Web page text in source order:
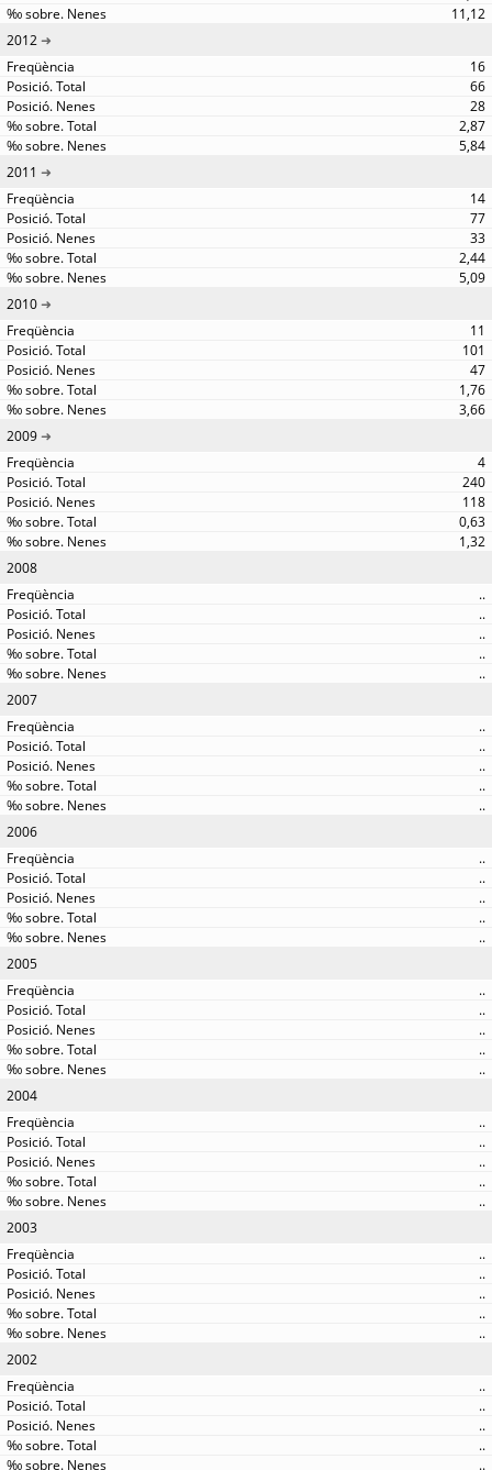
11,12
2012
16
66
28
2,87
5,84
2011
14
77
33
2,44
5,09
2010
11
101
47
1,76
3,66
2009
4
240
118
0,63
1,32
2008
..
..
..
..
..
2007
..
..
..
..
..
2006
..
..
..
..
..
2005
..
..
..
..
..
2004
..
..
..
..
..
2003
..
..
..
..
..
2002
..
..
..
..
..